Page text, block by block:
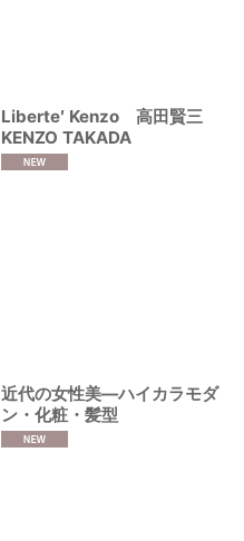
Liberte′ Kenzo 高田賢三
KENZO TAKADA
近代の女性美―ハイカラモダ
ン・化粧・髪型